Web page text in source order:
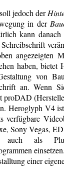
jedoch der
in der
kann danach
angezeigten
haben, bietet
von
an. Wenn
proDAD
Heroglyph V4
verfügbare
Sony Vegas,
als
einer